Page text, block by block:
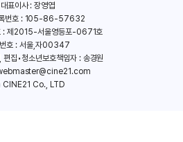
대표이사 : 장영엽
록번호 : 105-86-57632
: 제2015-서울영등포-0671호
호 : 서울,자00347
편집•청소년보호책임자 : 송경원
CINE21 Co., LTD